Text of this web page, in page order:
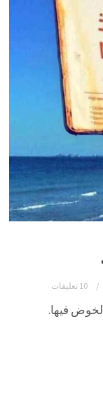
10 تعليقات
فيها.